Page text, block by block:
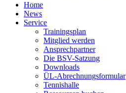
Home
News
Service
Trainingsplan
Mitglied werden
Ansprechpartner
Die BSV-Satzung
Downloads
ÜL-Abrechnungsformular
Tennishalle